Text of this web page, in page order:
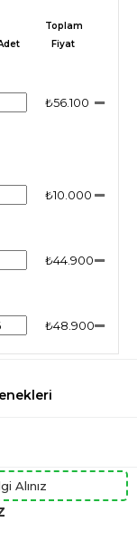
Toplam
Fiyat
₺56.100
₺10.000
₺44.900
₺48.900
Alınız